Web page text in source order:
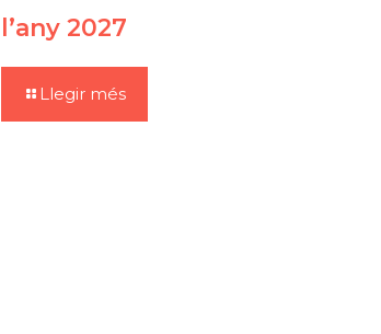
l’any 2027
Llegir més